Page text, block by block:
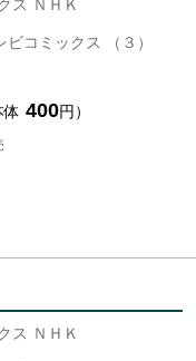
ス ＮＨＫ
ビコミックス （３）
体 400円）
ス ＮＨＫ